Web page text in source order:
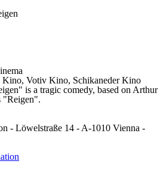
Kino, Votiv Kino, Schikaneder Kino
is a tragic comedy, based on Arthur
"Reigen".
- Löwelstraße 14 - A-1010 Vienna -